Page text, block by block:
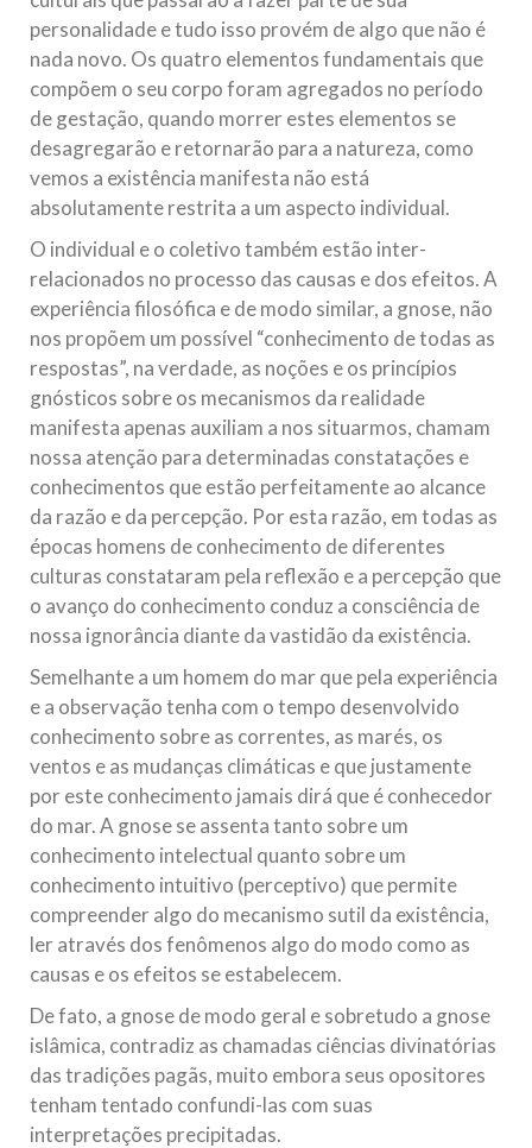
personalidade e tudo isso provém de algo que não é
nada novo. Os quatro elementos fundamentais que
compõem o seu corpo foram agregados no período
de gestação, quando morrer estes elementos se
desagregarão e retornarão para a natureza, como
vemos a existência manifesta não está
absolutamente restrita a um aspecto individual.
O individual e o coletivo também estão inter-
relacionados no processo das causas e dos efeitos. A
experiência filosófica e de modo similar, a gnose, não
nos propõem um possível “conhecimento de todas as
respostas”, na verdade, as noções e os princípios
gnósticos sobre os mecanismos da realidade
manifesta apenas auxiliam a nos situarmos, chamam
nossa atenção para determinadas constatações e
conhecimentos que estão perfeitamente ao alcance
da razão e da percepção. Por esta razão, em todas as
épocas homens de conhecimento de diferentes
culturas constataram pela reflexão e a percepção que
o avanço do conhecimento conduz a consciência de
nossa ignorância diante da vastidão da existência.
Semelhante a um homem do mar que pela experiência
e a observação tenha com o tempo desenvolvido
conhecimento sobre as correntes, as marés, os
ventos e as mudanças climáticas e que justamente
por este conhecimento jamais dirá que é conhecedor
do mar. A gnose se assenta tanto sobre um
conhecimento intelectual quanto sobre um
conhecimento intuitivo (perceptivo) que permite
compreender algo do mecanismo sutil da existência,
ler através dos fenômenos algo do modo como as
causas e os efeitos se estabelecem.
De fato, a gnose de modo geral e sobretudo a gnose
islâmica, contradiz as chamadas ciências divinatórias
das tradições pagãs, muito embora seus opositores
tenham tentado confundi-las com suas
interpretações precipitadas.